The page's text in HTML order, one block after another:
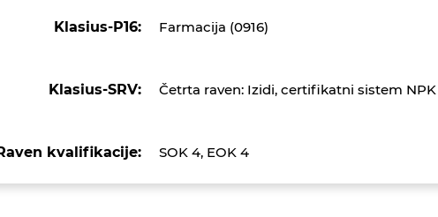
Klasius-P16: Farmacija (0916)
Klasius-SRV: Četrta raven: Izidi, certifikatni sistem
kvalifikacije: SOK 4, EOK 4